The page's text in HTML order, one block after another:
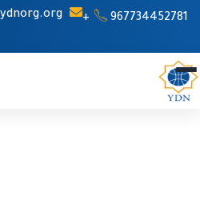
967734452781+